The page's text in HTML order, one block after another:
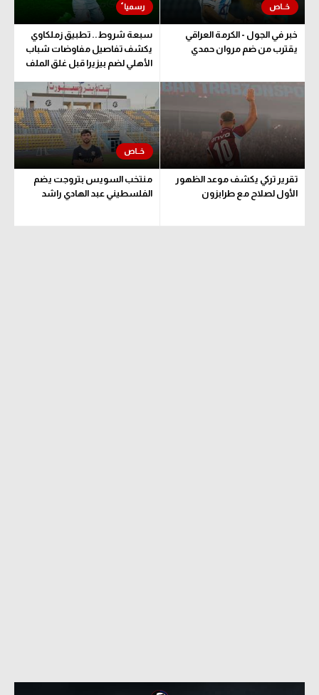
خبر في الجول - الكرمة العراقي
يقترب من ضم مروان حمدي
سبعة شروط.. تطبيق زملكاوي
يكشف تفاصيل مفاوضات شباب
الأهلي لضم بيزيرا قبل غلق الملف
تقرير تركي يكشف موعد الظهور
الأول لصلاح مع طرابزون
منتخب السويس بتروجت يضم
الفلسطيني عبد الهادي راشد